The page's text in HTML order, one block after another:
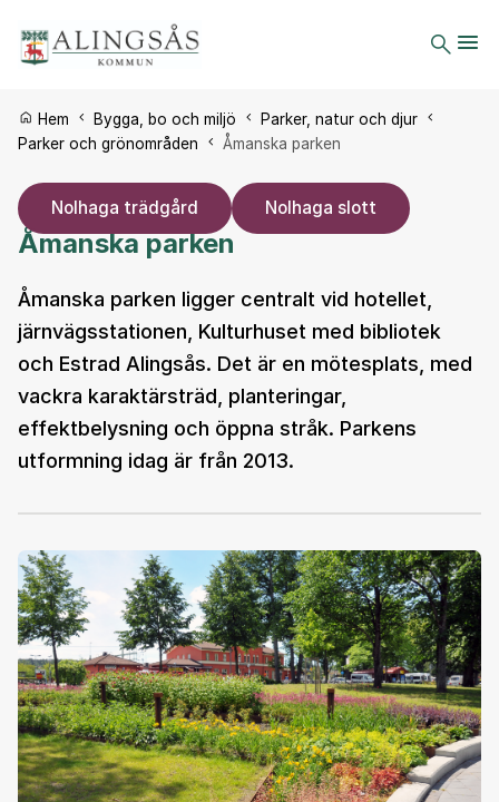
Du är här:
Hem Bygga, bo och miljö
Parker, natur och djur
Parker och grönområden
Åmanska parken
Nolhaga trädgård Nolhaga slott
Åmanska parken
Åmanska parken ligger centralt vid hotellet,
järnvägsstationen, Kulturhuset med bibliotek
och Estrad Alingsås. Det är en mötesplats, med
vackra karaktärsträd, planteringar,
effektbelysning och öppna stråk. Parkens
utformning idag är från 2013.